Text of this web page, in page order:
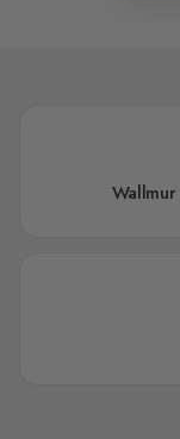
Wallmur